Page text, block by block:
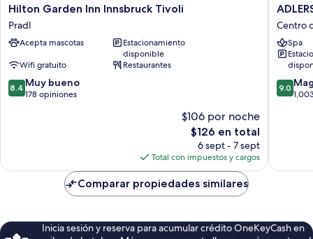
Hilton
Garden
Inn
Innsbruck
Pradl
Hilton Garden Inn Innsbruck Tivoli
Pradl
Acepta mascotas
Estacionamiento
disponible
Wifi gratuito
Restaurantes
8.4
de
8.4 Muy bueno
178 opiniones
$106 por noche
El
precio
actual
es
de
$126
$126 en total
6 sept - 7 sept
Total con impuestos y cargos
ADLERS
Hotel
Centro
de
la
ciudad
de
Centro
Spa
9.0
de
9.0
Comparar propiedades similares
Inicia sesión y reserva para acumular crédito OneKeyCash en